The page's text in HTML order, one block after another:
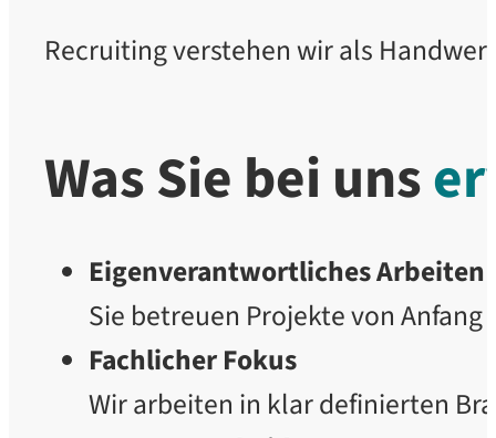
Recruiting verstehen wir als
Was Sie bei uns
Eigenverantwortliches Arbeiten
Sie betreuen Projekte von
Fachlicher Fokus
Wir arbeiten in klar definierten